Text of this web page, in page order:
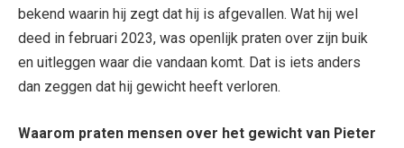
bekend waarin hij zegt dat hij is afgevallen. Wat hij wel
deed in februari 2023, was openlijk praten over zijn buik
en uitleggen waar die vandaan komt. Dat is iets anders
dan zeggen dat hij gewicht heeft verloren.
Waarom praten mensen over het gewicht van Pieter